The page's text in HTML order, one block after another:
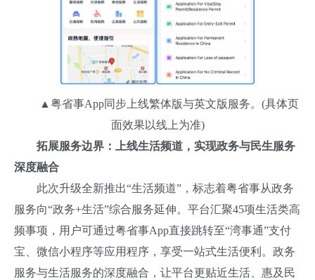
▲粤省事App同步上线繁体版与英文版服务。(具体页
面效果以线上为准)
拓展服务边界：上线生活频道，实现政务与民生服务
深度融合
此次升级全新推出“生活频道”，标志着粤省事从政务
服务向“政务+生活”综合服务延伸。平台汇聚45项生活类高
频事项，用户可通过粤省事App直接跳转至“湾事通”支付
宝、微信小程序等应用程序，享受一站式生活便利。政务
服务与生活服务的深度融合，让平台更贴近生活、惠及民